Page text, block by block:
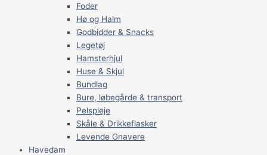
Foder
Hø og Halm
Godbidder & Snacks
Legetøj
Hamsterhjul
Huse & Skjul
Bundlag
Bure, løbegårde & transport
Pelspleje
Skåle & Drikkeflasker
Levende Gnavere
Havedam